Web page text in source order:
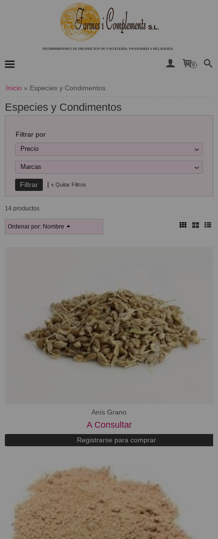
0
Inicio » Especies y Condimentos
Especies y Condimentos
Filtrar por
Precio
Marcas
| x Quitar Filtros
14 productos
Ordenar por: Nombre
Anís Grano
A Consultar
Registrarse para comprar